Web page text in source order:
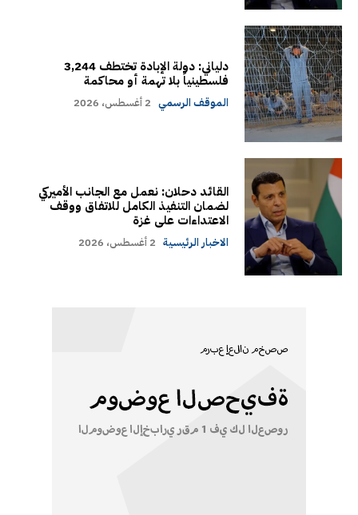
دلياني: دولة الإبادة تختطف 3,244
فلسطينياً بلا تهمة أو محاكمة
الموقف الرسمي 2 أغسطس، 2026
القائد دحلان: نعمل مع الجانب الأميركي
لضمان التنفيذ الكامل للاتفاق ووقف
الاعتداءات على غزة
الاخبار الرئيسية 2 أغسطس، 2026